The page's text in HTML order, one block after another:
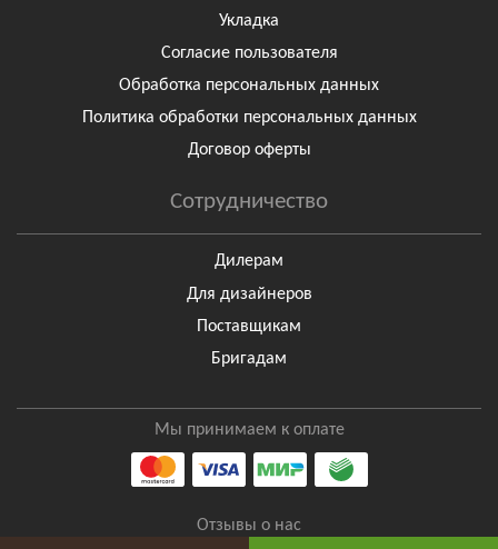
Укладка
Согласие пользователя
Обработка персональных данных
Политика обработки персональных данных
Договор оферты
Сотрудничество
Дилерам
Для дизайнеров
Поставщикам
Бригадам
Мы принимаем к оплате
Отзывы о нас